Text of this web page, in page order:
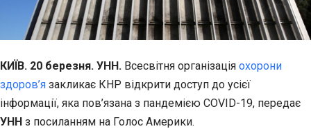
КИЇВ. 20 березня. УНН. Всесвітня організація охорони
здоров’я закликає КНР відкрити доступ до усієї
інформації, яка пов’язана з пандемією COVID-19, передає
УНН з посиланням на Голос Америки.